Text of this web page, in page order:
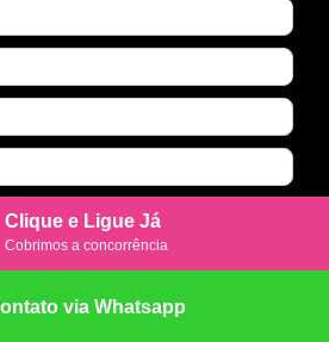
Clique e Ligue Já
Cobrimos a concorrência
via Whatsapp